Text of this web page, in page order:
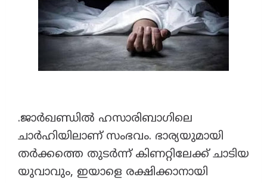
.ജാർഖണ്ഡിൽ ഹസാരിബാ​ഗിലെ
ചാർഹിയിലാണ് സംഭവം. ഭാര്യയുമായി
തർക്കത്തെ തുടർന്ന് കിണറ്റിലേക്ക് ചാടിയ
യുവാവും, ഇയാളെ രക്ഷിക്കാനായി